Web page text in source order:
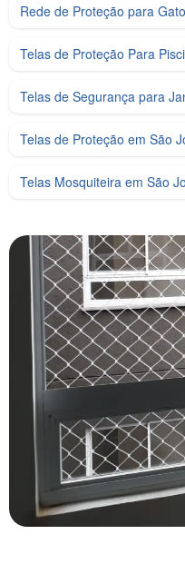
Rede de Proteção para
Telas de Proteção Para
Telas de Segurança para
Telas de Proteção em São
Telas Mosquiteira em São